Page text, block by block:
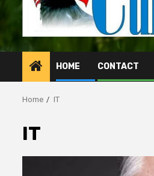
HOME CONTACT
Home IT
IT